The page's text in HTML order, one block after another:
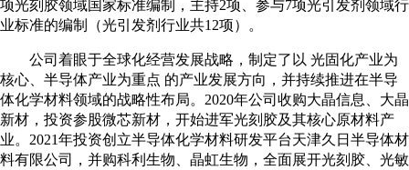
项光刻胶领域国家标准编制，主持2项、参与7项光引发剂领域行
业标准的编制（光引发剂行业共12项）。
公司着眼于全球化经营发展战略，制定了以 光固化产业为
核心、半导体产业为重点 的产业发展方向，并持续推进在半导
体化学材料领域的战略性布局。2020年公司收购大晶信息、大晶
新材，投资参股微芯新材，开始进军光刻胶及其核心原材料产
业。2021年投资创立半导体化学材料研发平台天津久日半导体材
料有限公司，并购科利生物、晶虹生物，全面展开光刻胶、光敏